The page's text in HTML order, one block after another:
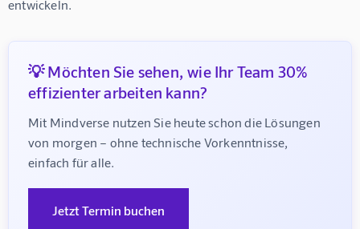
entwickeln.
💡 Möchten Sie sehen, wie Ihr Team 30%
effizienter arbeiten kann?
Mit Mindverse nutzen Sie heute schon die Lösungen
von morgen – ohne technische Vorkenntnisse,
einfach für alle.
Jetzt Termin buchen